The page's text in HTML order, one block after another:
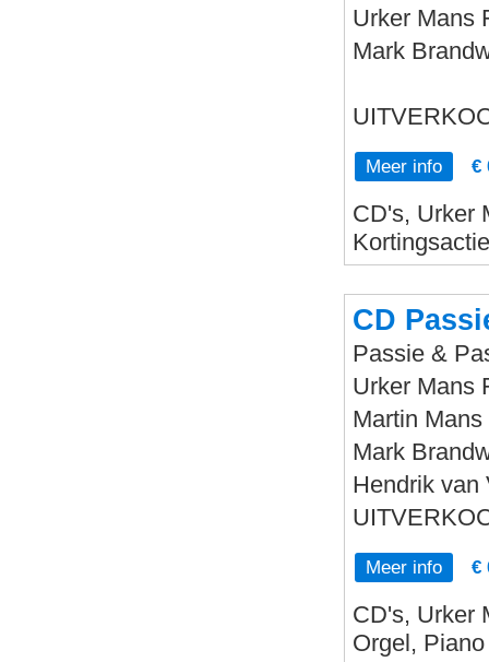
Urker Mans
Mark
Meer info €
CD's, Urker
CD
Passie &
Urker Mans
Martin
Mark
Hendrik van
Meer info €
CD's, Urker
Orgel, Piano